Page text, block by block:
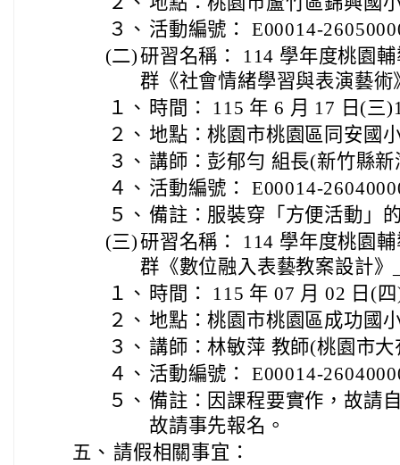
３、 活動編號： E00014-
(二)研習名稱： 114 學年度桃園
群《社會情緒學習與表演藝術
１、 時間： 115 年 6 月 17 日(三
２、 地點：桃園市桃園區同安國
３、 講師：彭郁勻 組長(新竹縣
４、 活動編號： E00014-
５、 備註：服裝穿「方便活動」
(三)研習名稱： 114 學年度桃園
群《數位融入表藝教案設計》
１、 時間： 115 年 07 月 02 日(
２、 地點：桃園市桃園區成功國
３、 講師：林敏萍 教師(桃園市
４、 活動編號： E00014-
５、 備註：因課程要實作，故請
故請事先報名。
五、 請假相關事宜：